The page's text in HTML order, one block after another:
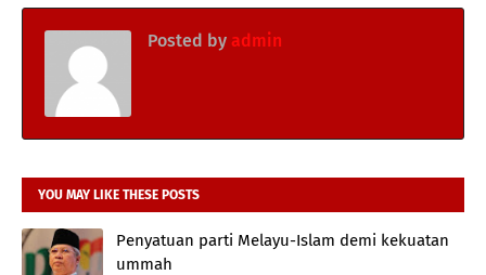
Posted by admin
YOU MAY LIKE THESE POSTS
Penyatuan parti Melayu-Islam demi kekuatan
ummah